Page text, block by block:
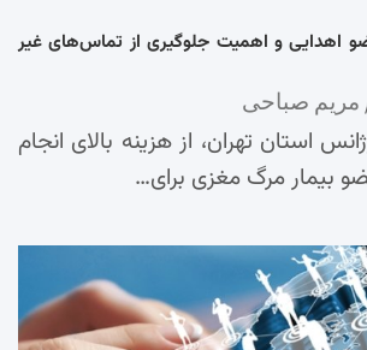
اهدایی و اهمیت جلوگیری از تماس‌های غیر
مریم صباحی
استان تهران، از هزینه بالای انجام
بیمار مرگ مغزی برای…